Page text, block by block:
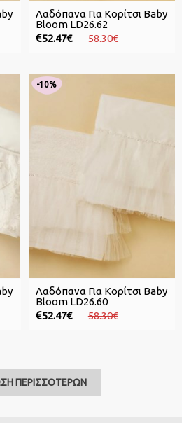
Λαδόπανα Για Κορίτσι Baby
Bloom LD26.62
52.47€
58.30€
-10%
Λαδόπανα Για Κορίτσι Baby
Bloom LD26.60
52.47€
58.30€
ΠΕΡΙΣΣΟΤΕΡΩΝ